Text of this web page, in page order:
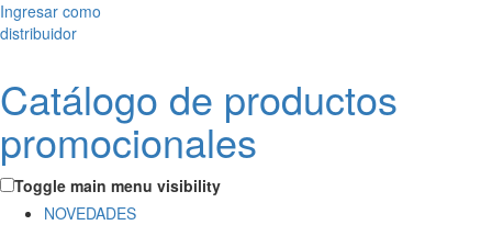
Ingresar como
distribuidor
Catálogo de productos
promocionales
Toggle main menu visibility
NOVEDADES